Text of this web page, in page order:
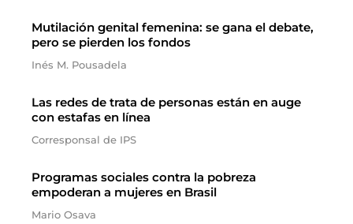
Mutilación genital femenina: se gana el debate,
pero se pierden los fondos
Inés M. Pousadela
Las redes de trata de personas están en auge
con estafas en línea
Corresponsal de IPS
Programas sociales contra la pobreza
empoderan a mujeres en Brasil
Mario Osava